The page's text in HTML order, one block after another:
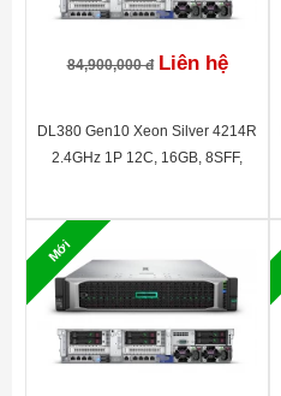
84,900,000 đ Liên hệ
DL380 Gen10 Xeon Silver 4214R
2.4GHz 1P 12C, 16GB, 8SFF,
Mới